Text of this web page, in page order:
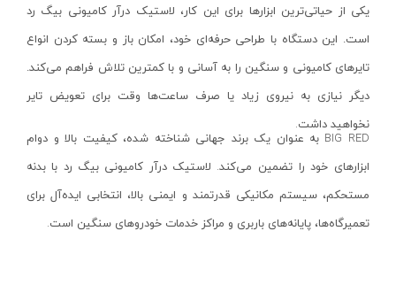
ابزار شارژی
ابزار جوش و برش
ابزار اندازه گیری دقیق و لیزری
ابزار باغبانی
ابزار نجاری
برند ها
یکی از حیاتی‌ترین ابزارها برای این کار، لاستیک درآر کامیونی بیگ رد
است. این دستگاه با طراحی حرفه‌ای خود، امکان باز و بسته کردن انواع
تایرهای کامیونی و سنگین را به آسانی و با کمترین تلاش فراهم می‌کند.
دیگر نیازی به نیروی زیاد یا صرف ساعت‌ها وقت برای تعویض تایر
نخواهید داشت.
BIG RED به عنوان یک برند جهانی شناخته شده، کیفیت بالا و دوام
ابزارهای خود را تضمین می‌کند. لاستیک درآر کامیونی بیگ رد با بدنه
مستحکم، سیستم مکانیکی قدرتمند و ایمنی بالا، انتخابی ایده‌آل برای
تعمیرگاه‌ها، پایانه‌های باربری و مراکز خدمات خودروهای سنگین است.